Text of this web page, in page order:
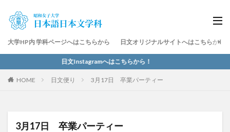
大学HP内 学科ページへはこちらから 日文オリジナルサイトへはこちらから
日文Instagramへはこちらから！
HOME 日文便り 3月17日 卒業パーティー
3月17日 卒業パーティー